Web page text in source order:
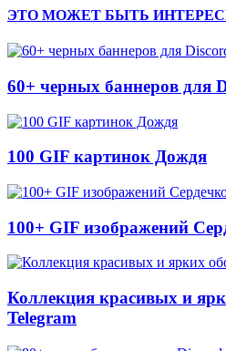
ЭТО МОЖЕТ БЫТЬ
60+ черных баннеров для
100 GIF картинок Дождя
100+ GIF изображений
Коллекция красивых и
Telegram